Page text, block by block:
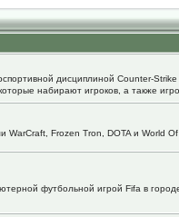
дисциплиной Counter-Strike
набирают игроков, а также
Frozen Tron, DOTA и World
футбольной игрой Fifa в